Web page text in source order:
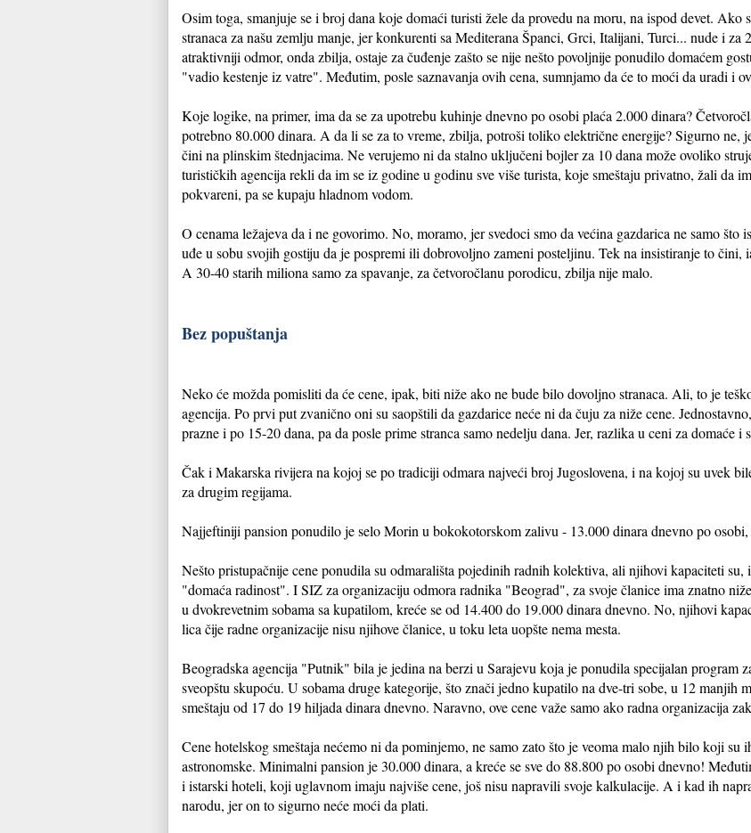
Osim toga, smanjuje se i broj dana koje domaći turisti žele da provedu na moru, na ispod devet.
stranaca za našu zemlju manje, jer konkurenti sa Mediterana Španci, Grci, Italijani, Turci... nude i za
atraktivniji odmor, onda zbilja, ostaje za čuđenje zašto se nije nešto povoljnije ponudilo domaćem
"vadio kestenje iz vatre". Međutim, posle saznavanja ovih cena, sumnjamo da će to moći da uradi i
Koje logike, na primer, ima da se za upotrebu kuhinje dnevno po osobi plaća 2.000 dinara?
potrebno 80.000 dinara. A da li se za to vreme, zbilja, potroši toliko električne energije? Sigurno ne,
čini na plinskim štednjacima. Ne verujemo ni da stalno uključeni bojler za 10 dana može ovoliko
turističkih agencija rekli da im se iz godine u godinu sve više turista, koje smeštaju privatno, žali da
pokvareni, pa se kupaju hladnom vodom.
O cenama ležajeva da i ne govorimo. No, moramo, jer svedoci smo da većina gazdarica ne samo
uđe u sobu svojih gostiju da je pospremi ili dobrovoljno zameni posteljinu. Tek na insistiranje to čini,
A 30-40 starih miliona samo za spavanje, za četvoročlanu porodicu, zbilja nije malo.
Bez popuštanja
Neko će možda pomisliti da će cene, ipak, biti niže ako ne bude bilo dovoljno stranaca. Ali, to je
agencija. Po prvi put zvanično oni su saopštili da gazdarice neće ni da čuju za niže cene.
prazne i po 15-20 dana, pa da posle prime stranca samo nedelju dana. Jer, razlika u ceni za domaće
Čak i Makarska rivijera na kojoj se po tradiciji odmara najveći broj Jugoslovena, i na kojoj su uvek
za drugim regijama.
Najjeftiniji pansion ponudilo je selo Morin u bokokotorskom zalivu - 13.000 dinara dnevno po osobi,
Nešto pristupačnije cene ponudila su odmarališta pojedinih radnih kolektiva, ali njihovi kapaciteti
"domaća radinost". I SIZ za organizaciju odmora radnika "Beograd", za svoje članice ima znatno
u dvokrevetnim sobama sa kupatilom, kreće se od 14.400 do 19.000 dinara dnevno. No, njihovi
lica čije radne organizacije nisu njihove članice, u toku leta uopšte nema mesta.
Beogradska agencija "Putnik" bila je jedina na berzi u Sarajevu koja je ponudila specijalan program
sveopštu skupoću. U sobama druge kategorije, što znači jedno kupatilo na dve-tri sobe, u 12 manjih
smeštaju od 17 do 19 hiljada dinara dnevno. Naravno, ove cene važe samo ako radna organizacija
Cene hotelskog smeštaja nećemo ni da pominjemo, ne samo zato što je veoma malo njih bilo koji su
astronomske. Minimalni pansion je 30.000 dinara, a kreće se sve do 88.800 po osobi dnevno!
i istarski hoteli, koji uglavnom imaju najviše cene, još nisu napravili svoje kalkulacije. A i kad ih
narodu, jer on to sigurno neće moći da plati.